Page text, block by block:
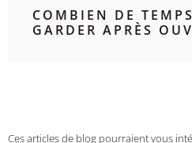
COMBIEN DE
GARDER APRÈS
Ces articles de blog pourraient vous